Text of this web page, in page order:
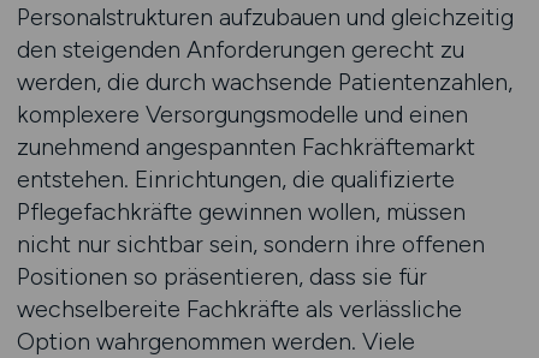
Personalstrukturen aufzubauen und gleichzeitig
den steigenden Anforderungen gerecht zu
werden, die durch wachsende Patientenzahlen,
komplexere Versorgungsmodelle und einen
zunehmend angespannten Fachkräftemarkt
entstehen. Einrichtungen, die qualifizierte
Pflegefachkräfte gewinnen wollen, müssen
nicht nur sichtbar sein, sondern ihre offenen
Positionen so präsentieren, dass sie für
wechselbereite Fachkräfte als verlässliche
Option wahrgenommen werden. Viele